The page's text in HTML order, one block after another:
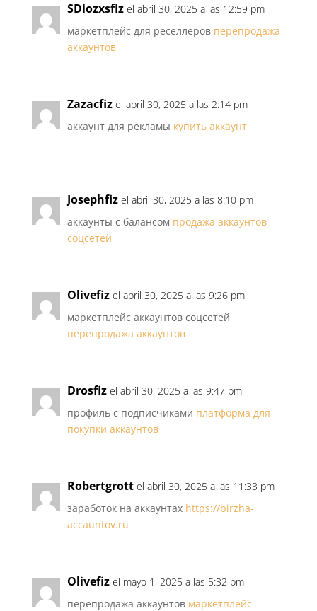
SDiozxsfiz el abril 30, 2025 a las 12:59 pm
маркетплейс для реселлеров перепродажа
аккаунтов
Zazacfiz el abril 30, 2025 a las 2:14 pm
аккаунт для рекламы купить аккаунт
Josephfiz el abril 30, 2025 a las 8:10 pm
аккаунты с балансом продажа аккаунтов
соцсетей
Olivefiz el abril 30, 2025 a las 9:26 pm
маркетплейс аккаунтов соцсетей
перепродажа аккаунтов
Drosfiz el abril 30, 2025 a las 9:47 pm
профиль с подписчиками платформа для
покупки аккаунтов
Robertgrott el abril 30, 2025 a las 11:33 pm
заработок на аккаунтах https://birzha-
accauntov.ru
Olivefiz el mayo 1, 2025 a las 5:32 pm
перепродажа аккаунтов маркетплейс